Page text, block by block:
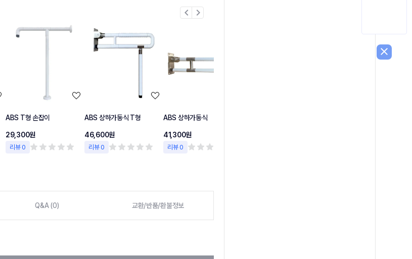
ABS T형 손잡이
29,300원
리뷰 0
ABS 상하가동식 T형
46,600원
리뷰 0
ABS 상하가동식
41,300원
리뷰 0
chevron_left chevron_right
Q&A (0) 교환/반품/환불정보
close